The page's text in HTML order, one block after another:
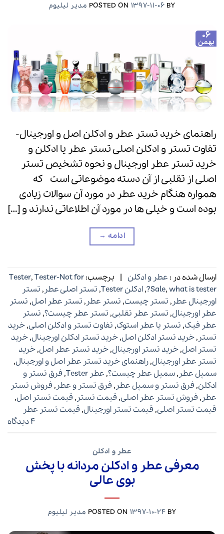
POSTED ON 1397-11-06 BY مدیر لیلیوم
06
بهمن
راهنمای خرید تستر عطر و ادکلن اصل و اورجینال-
تفاوت تستر و ادکلن اصلی تستر عطر یا ادکلن و
خرید تستر عطر اورجینال و نحوه تشخیص تستر
اصلی از تقلبی از آن دسته موضوعاتی است که
همواره هنگام خرید عطر در مورد آن سوالات زیادی
بوده است و خیلی ها در مورد آن اطلاعاتی ندارند و […]
ادامه →
ارسال شده در : عطر و ادکلن | برچسب: Tester,Tester-Not for
Sale,what is tester?
,ادکلن Tester , تستر اصلی عطر , تستر
اورجینال عطر , تستر چیست, تستر عطر , تستر عطر اصل, تستر
عطر اورجینال, تستر عطر تقلبی, تستر عطر چیست؟, تستر
عطر فیک, تستر یا عطر استوک, تفاوت تستر و ادکلن اصلی,خرید
تستر ,خرید تستر ادکلن اصل,خرید تستر ادکلن اورجینال,خرید
تستر اصل,خرید تستر اورجینال,خرید تستر عطر اصل,خرید
تستر عطر اورجینال,راهنمای خرید تستر عطر اصل و اورجینال,
سمپل عطر ,سمپل عطر چیست؟, عطر Tester ,فرق تستر و
ادکلن,فرق تستر و سمپل عطر ,فرق تستر و عطر ,فروش تستر
عطر ,فروش تستر عطر اصلی,قیمت تستر ,قیمت تستر اصل,
قیمت تستر اصلی,قیمت تستر اورجینال,قیمت تستر عطر
4 دیدگاه
عطر و ادکلن
معرفی عطر و ادکلن مردانه با پخش
بوی عالی
POSTED ON 1397-10-24 BY مدیر لیلیوم